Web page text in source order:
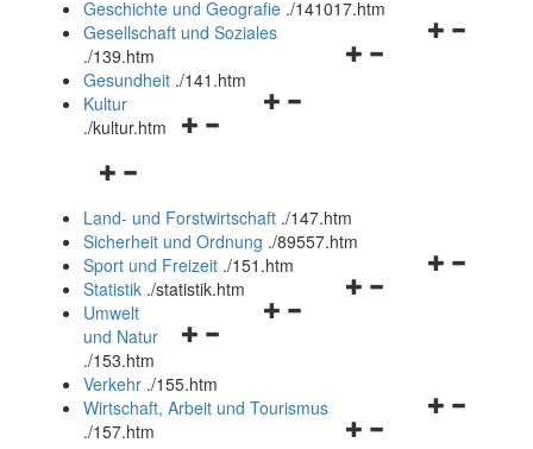
und
schließen
Geschichte und Geografie ./141017.htm
Navigationsmenü
Gesellschaft und Soziales
./139.htm
Navigationsmenü
Gesundheit ./141.htm
Navigationsmenü
Kultur
./kultur.htm
Navigationsmenü
und
schließen
Land- und Forstwirtschaft ./147.htm
Sicherheit und Ordnung ./89557.htm
Navigationsmenü
Sport und Freizeit ./151.htm
Navigationsmenü
Statistik ./statistik.htm
Navigationsmenü
und
schließen
Umwelt
und Natur
./153.htm
Verkehr ./155.htm
Navigationsmenü
Wirtschaft, Arbeit und Tourismus
./157.htm